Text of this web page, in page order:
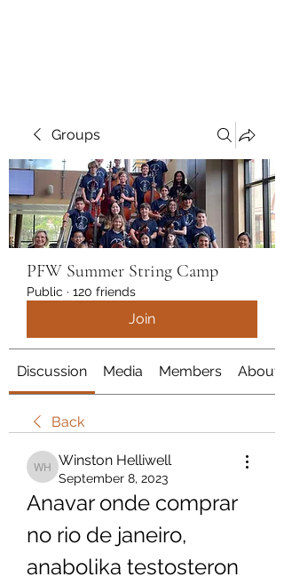
Groups
PFW Summer String Camp
Public · 120 friends
Join
Discussion Media Members About
Back
Winston Helliwell
Winston Helliwell
September 8, 2023
Anavar onde comprar
no rio de janeiro,
anabolika testosteron